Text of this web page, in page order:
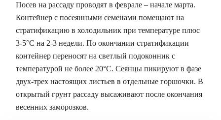
Посев на рассаду проводят в феврале – начале марта.
Контейнер с посеянными семенами помещают на
стратификацию в холодильник при температуре плюс
3-5°С на 2-3 недели. По окончании стратификации
контейнер переносят на светлый подоконник с
температурой не более 20°С. Сеянцы пикируют в фазе
двух-трех настоящих листьев в отдельные горшочки. В
открытый грунт рассаду высаживают после окончания
весенних заморозков.